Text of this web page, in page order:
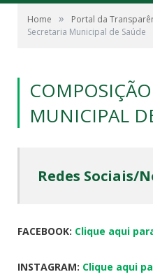
Home » Portal da
Secretaria Municipal de Saúde
MUNICIPAL
Redes Sociais/
FACEBOOK: Clique aqui
INSTAGRAM: Clique aqui